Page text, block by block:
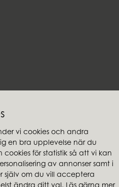
vi cookies och andra
en bra upplevelse när du
cookies för statistik så att vi kan
av annonser samt i
själv om du vill acceptera